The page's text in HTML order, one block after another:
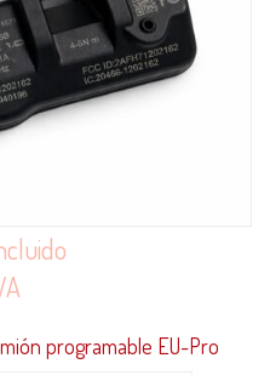
programable EU-Pro